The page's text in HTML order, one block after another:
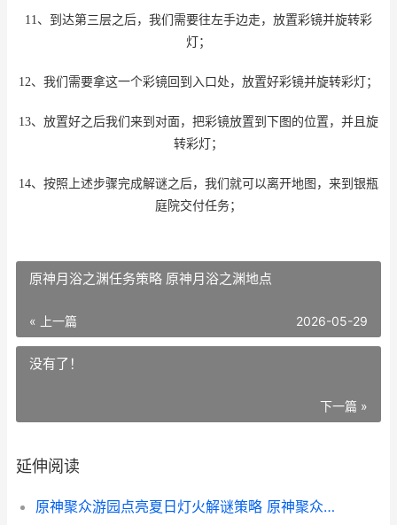
11、到达第三层之后，我们需要往左手边走，放置彩镜并旋转彩
灯；
12、我们需要拿这一个彩镜回到入口处，放置好彩镜并旋转彩灯；
13、放置好之后我们来到对面，把彩镜放置到下图的位置，并且旋
转彩灯；
14、按照上述步骤完成解谜之后，我们就可以离开地图，来到银瓶
庭院交付任务；
原神月浴之渊任务策略 原神月浴之渊地点
« 上一篇 2026-05-29
没有了！
下一篇 »
延伸阅读
原神聚众游园点亮夏日灯火解谜策略 原神聚众游园点亮夏日灯火